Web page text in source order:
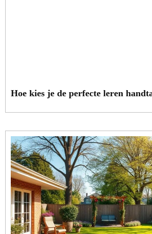
Hoe kies je de perfecte leren